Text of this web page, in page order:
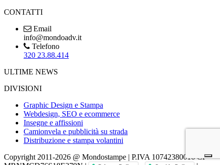
CONTATTI
Email
info@mondoadv.it
Telefono
320 23.88.414
ULTIME NEWS
DIVISIONI
Graphic Design e Stampa
Webdesign, SEO e ecommerce
Insegne e affissioni
Camionvela e pubblicità su strada
Distribuzione e stampa volantini
Copyright 2011-2026 @ Mondostampe | P.IVA 10742380016 CF